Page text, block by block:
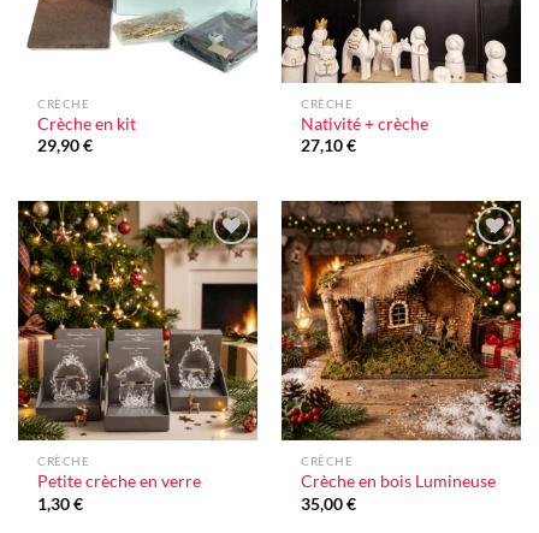
CRÈCHE
Crèche en kit
29,90€
CRÈCHE
Nativité + crèche
27,10€
Ajouter
CRÈCHE
Petite crèche en verre
1,30€
Ajouter
à la liste
d'envie
CRÈCHE
Crèche en bois Lumineuse
35,00€